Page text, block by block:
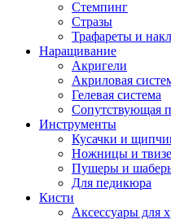
Стемпинг
Стразы
Трафареты и
Наращивание
Акригели
Акриловая
Гелевая система
Сопутствующая
Инструменты
Кусачки и
Ножницы и
Пушеры и
Для педикюра
Кисти
Аксессуары для